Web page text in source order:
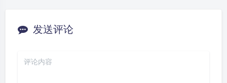
发送评论